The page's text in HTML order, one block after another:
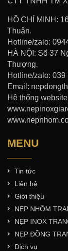
HỒ CHÍ MINH:
Thuận.
Hotline/zalo:
HÀ NỘI: Số 37
Thượng.
Hotline/zalo: 039
Email:
Hệ thống
MENU
Tin tức
Liên hệ
Giới thiệu
NẸP NHÔM
NẸP INOX
NẸP ĐỒNG
Dịch vụ